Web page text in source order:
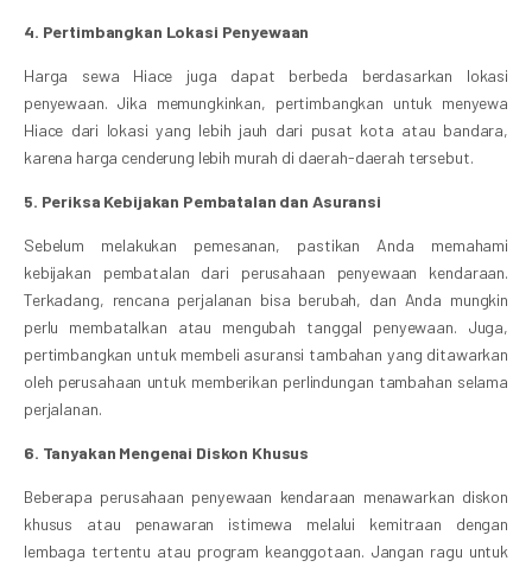
4. Pertimbangkan Lokasi Penyewaan
Harga sewa Hiace juga dapat berbeda berdasarkan lokasi
penyewaan. Jika memungkinkan, pertimbangkan untuk menyewa
Hiace dari lokasi yang lebih jauh dari pusat kota atau bandara,
karena harga cenderung lebih murah di daerah-daerah tersebut.
5. Periksa Kebijakan Pembatalan dan Asuransi
Sebelum melakukan pemesanan, pastikan Anda memahami
kebijakan pembatalan dari perusahaan penyewaan kendaraan.
Terkadang, rencana perjalanan bisa berubah, dan Anda mungkin
perlu membatalkan atau mengubah tanggal penyewaan. Juga,
pertimbangkan untuk membeli asuransi tambahan yang ditawarkan
oleh perusahaan untuk memberikan perlindungan tambahan selama
perjalanan.
6. Tanyakan Mengenai Diskon Khusus
Beberapa perusahaan penyewaan kendaraan menawarkan diskon
khusus atau penawaran istimewa melalui kemitraan dengan
lembaga tertentu atau program keanggotaan. Jangan ragu untuk